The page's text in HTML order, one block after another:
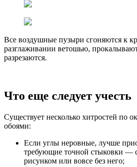
Все воздушные пузыри сгоняются к
разглаживании ветошью,
разрезаются.
Что еще следует учесть
Существует несколько хитростей по
обоями:
Если углы неровные, лучше
требующие точной стыковки —
рисунком или вовсе без него;